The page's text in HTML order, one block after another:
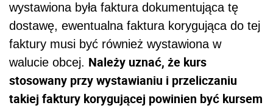
wystawiona była faktura dokumentująca tę
dostawę, ewentualna faktura korygująca do tej
faktury musi być również wystawiona w
walucie obcej. Należy uznać, że kurs
stosowany przy wystawianiu i przeliczaniu
takiej faktury korygującej powinien być kursem